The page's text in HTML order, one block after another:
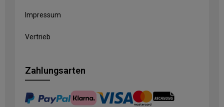
Impressum
Vertrieb
Zahlungsarten